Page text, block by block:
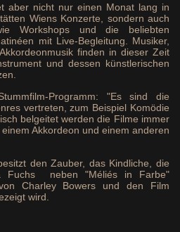
aber nicht nur einen Monat lang in
Wiens Konzerte, sondern auch
Workshops und die beliebten
mit Live-Begleitung. Musiker,
finden in dieser Zeit
und dessen künstlerischen
Programm: "Es sind die
vertreten, zum Beispiel Komödie
belgeitet werden die Filme immer
Akkordeon und einem anderen
den Zauber, das Kindliche, die
Fuchs neben "Méliés in Farbe"
Charley Bowers und den Film
wird.